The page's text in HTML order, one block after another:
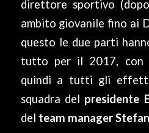
direttore sportivo
ambito giovanile fino ai
questo le due parti
tutto per il 2017, con
quindi a tutti gli effetti
squadra del presidente
del team manager